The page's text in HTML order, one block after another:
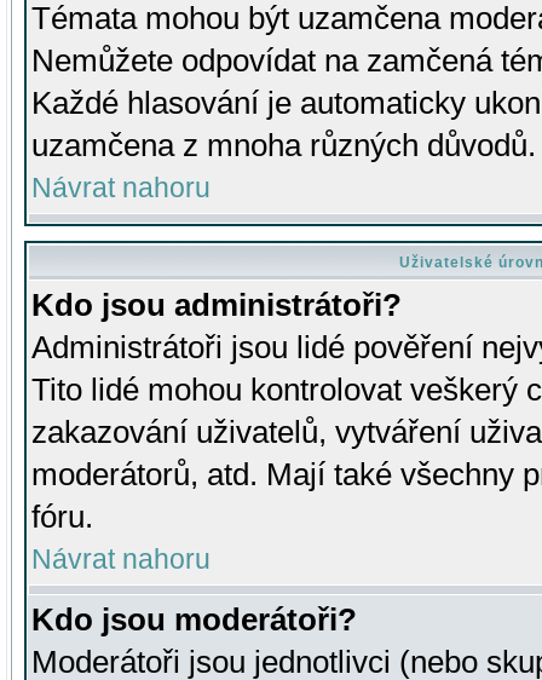
Témata mohou být uzamčena
Nemůžete odpovídat na zamčená
Každé hlasování je automaticky
uzamčena z mnoha různých důvodů.
Návrat nahoru
Uživatelské
Kdo jsou administrátoři?
Administrátoři jsou lidé pověření
Tito lidé mohou kontrolovat veškerý
zakazování uživatelů, vytváření
moderátorů, atd. Mají také všechny
fóru.
Návrat nahoru
Kdo jsou moderátoři?
Moderátoři jsou jednotlivci (nebo